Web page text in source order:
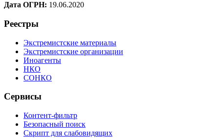
Дата ОГРН: 19.06.2020
Реестры
Экстремистские материалы
Экстремистские организации
Иноагенты
НКО
СОНКО
Сервисы
Контент-фильтр
Безопасный поиск
Скрипт для слабовидящих